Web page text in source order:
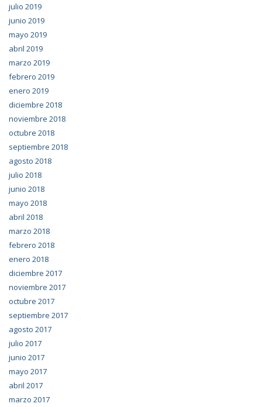
julio 2019
junio 2019
mayo 2019
abril 2019
marzo 2019
febrero 2019
enero 2019
diciembre 2018
noviembre 2018
octubre 2018
septiembre 2018
agosto 2018
julio 2018
junio 2018
mayo 2018
abril 2018
marzo 2018
febrero 2018
enero 2018
diciembre 2017
noviembre 2017
octubre 2017
septiembre 2017
agosto 2017
julio 2017
junio 2017
mayo 2017
abril 2017
marzo 2017